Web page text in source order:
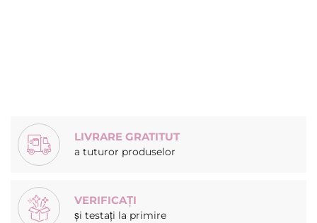
LIVRARE GRATITUT
a tuturor produselor
VERIFICAȚI
și testați la primire